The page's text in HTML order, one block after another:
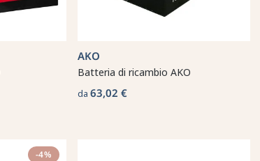
AKO
Batteria di ricambio AKO
da 63,02 €
-4%